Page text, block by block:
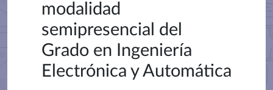
modalidad
semipresencial del
Grado en Ingeniería
Electrónica y Automática